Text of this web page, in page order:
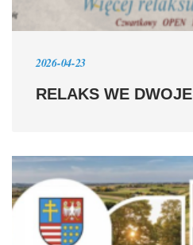
2026-04-23
RELAKS WE DWOJE